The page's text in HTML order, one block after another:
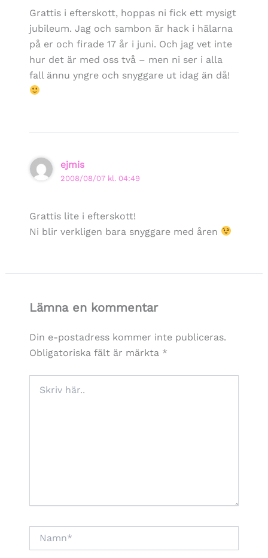
Grattis i efterskott, hoppas ni fick ett mysigt
jubileum. Jag och sambon är hack i hälarna
på er och firade 17 år i juni. Och jag vet inte
hur det är med oss två – men ni ser i alla
fall ännu yngre och snyggare ut idag än då!
ejmis
2008/08/07 kl. 04:49
Grattis lite i efterskott!
Ni blir verkligen bara snyggare med åren
Lämna en kommentar
Din e-postadress kommer inte publiceras.
Obligatoriska fält är märkta *
här..